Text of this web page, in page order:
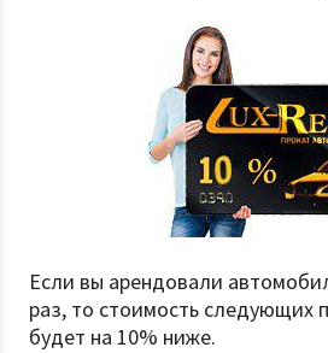
Если вы арендовали
раз, то стоимость следующих
будет на 10% ниже.